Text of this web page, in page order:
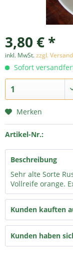
3,80 € *
inkl. MwSt.zzgl.
Sofort
Merken
Artikel-Nr.:
Beschreibung
Sehr alte Sorte
Vollreife orange.
Kunden kauften
Kunden haben